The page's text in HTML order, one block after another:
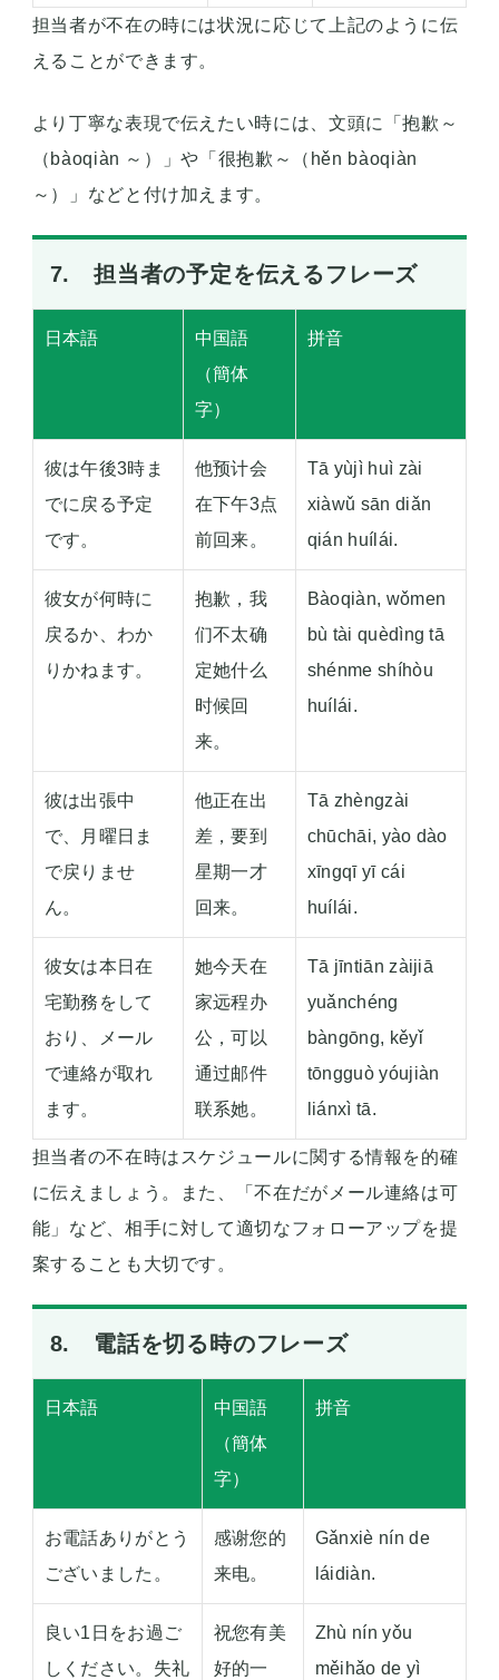
担当者が不在の時には状況に応じて上記のように伝
えることができます。
より丁寧な表現で伝えたい時には、文頭に「抱歉～
（bàoqiàn ～）」や「很抱歉～（hěn bàoqiàn
～）」などと付け加えます。
7. 担当者の予定を伝えるフレーズ
日本語
中国語
（簡体
字）
拼音
彼は午後3時ま
でに戻る予定
です。
他预计会
在下午3点
前回来。
Tā yùjì huì zài
xiàwǔ sān diǎn
qián huílái.
彼女が何時に
戻るか、わか
りかねます。
抱歉，我
们不太确
定她什么
时候回
来。
Bàoqiàn, wǒmen
bù tài quèdìng tā
shénme shíhòu
huílái.
彼は出張中
で、月曜日ま
で戻りませ
ん。
他正在出
差，要到
星期一才
回来。
Tā zhèngzài
chūchāi, yào dào
xīngqī yī cái
huílái.
彼女は本日在
宅勤務をして
おり、メール
で連絡が取れ
ます。
她今天在
家远程办
公，可以
通过邮件
联系她。
Tā jīntiān zàijiā
yuǎnchéng
bàngōng, kěyǐ
tōngguò yóujiàn
liánxì tā.
担当者の不在時はスケジュールに関する情報を的確
に伝えましょう。また、「不在だがメール連絡は可
能」など、相手に対して適切なフォローアップを提
案することも大切です。
8. 電話を切る時のフレーズ
日本語
中国語
（簡体
字）
拼音
お電話ありがとう
ございました。
感谢您的
来电。
Gǎnxiè nín de
láidiàn.
良い1日をお過ご
しください。失礼
祝您有美
好的一
Zhù nín yǒu
měihǎo de yì